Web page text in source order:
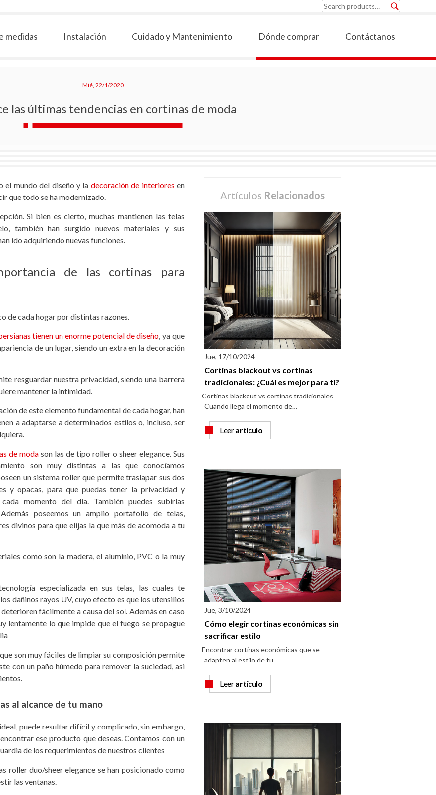
Search
medidas Instalación Cuidado y Mantenimiento Dónde comprar Contáctanos
Mié, 22/1/2020
las últimas tendencias en cortinas de moda
el mundo del diseño y la decoración de interiores en
que todo se ha modernizado.
Si bien es cierto, muchas mantienen las telas
también han surgido nuevos materiales y sus
ido adquiriendo nuevas funciones.
de las cortinas para
de cada hogar por distintas razones.
tienen un enorme potencial de diseño , ya que
de un lugar, siendo un extra en la decoración
resguardar nuestra privacidad, siendo una barrera
mantener la intimidad.
de este elemento fundamental de cada hogar, han
a adaptarse a determinados estilos o, incluso, ser
de moda son las de tipo roller o sheer elegance. Sus
son muy distintas a las que conocíamos
un sistema roller que permite traslapar sus dos
y opacas, para que puedas tener la privacidad y
momento del día. También puedes subirlas
poseemos un amplio portafolio de telas,
divinos para que elijas la que más de acomoda a tu
como son la madera, el aluminio, PVC o la muy
especializada en sus telas, las cuales te
dañinos rayos UV, cuyo efecto es que los utensilios
fácilmente a causa del sol. Además en caso
lentamente lo que impide que el fuego se propague
son muy fáciles de limpiar su composición permite
con un paño húmedo para remover la suciedad, asi
al alcance de tu mano
puede resultar difícil y complicado, sin embargo,
ese producto que deseas. Contamos con un
de los requerimientos de nuestros clientes
roller duo/sheer elegance se han posicionado como
las ventanas.
Artículos Relacionados
Jue, 17/10/2024
Cortinas blackout vs cortinas
tradicionales: ¿Cuál es mejor para ti?
Cortinas blackout vs cortinas tradicionales
Cuando llega el momento de…
Leerartículo
Jue, 3/10/2024
Cómo elegir cortinas económicas sin
sacrificar estilo
Encontrar cortinas económicas que se
adapten al estilo de tu…
Leerartículo